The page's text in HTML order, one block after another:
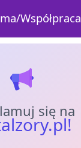
Współpraca
się na